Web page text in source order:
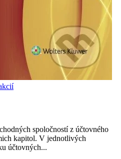
spoločností z účtovného
kapitol. V jednotlivých
účtovných...